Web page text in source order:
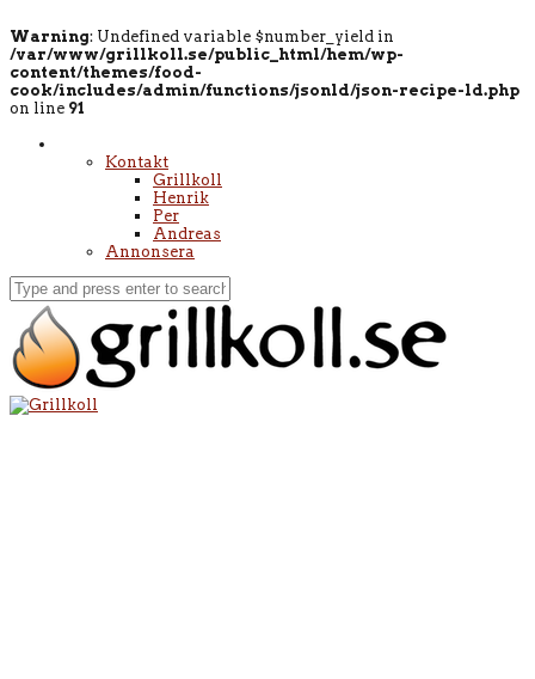
Warning: Undefined variable $number_yield in
/var/www/grillkoll.se/public_html/hem/wp-
content/themes/food-
cook/includes/admin/functions/jsonld/json-recipe-ld.php
on line 91
Kontakt
Grillkoll
Henrik
Per
Andreas
Annonsera